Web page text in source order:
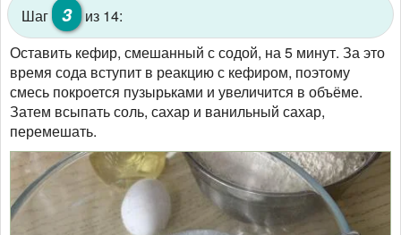
Шаг 3
из 14:
Оставить кефир, смешанный с содой, на 5 минут. За это
время сода вступит в реакцию с кефиром, поэтому
смесь покроется пузырьками и увеличится в объёме.
Затем всыпать соль, сахар и ванильный сахар,
перемешать.